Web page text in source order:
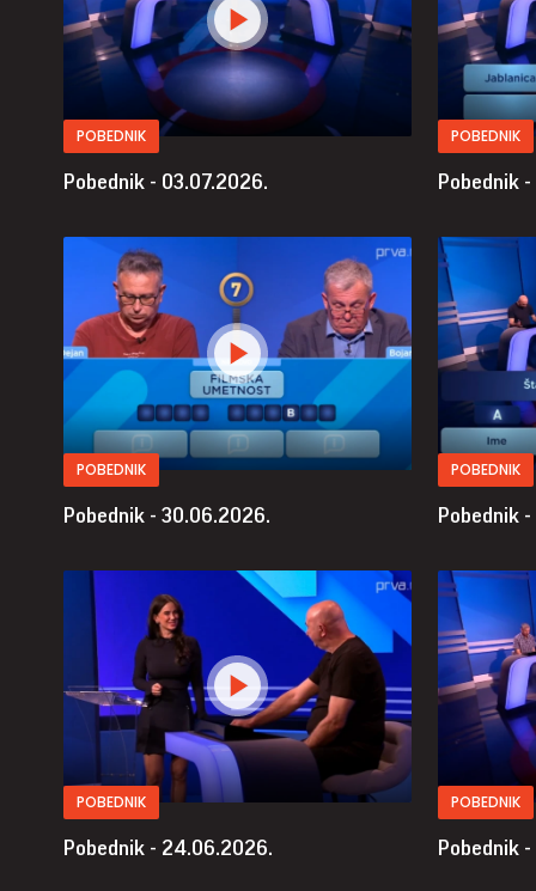
POBEDNIK
Pobednik - 03.07.2026.
POBEDNIK
Pobednik
POBEDNIK
Pobednik - 30.06.2026.
POBEDNIK
Pobednik
POBEDNIK
Pobednik - 24.06.2026.
POBEDNIK
Pobednik